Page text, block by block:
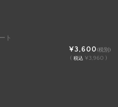
ト
¥3,600(税別)
( 税込 ¥3,960 )